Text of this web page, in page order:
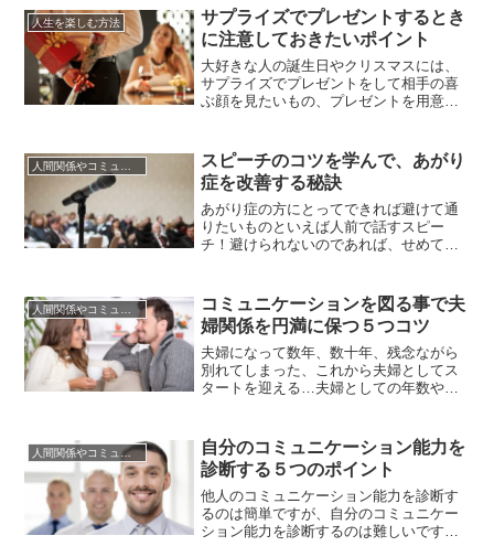
よく体験するかもしれませんが、些細な
サインこそ見逃してはいけないのです。
心身ともに健康に快適で幸せな生活を送
るためには、ストレスの存在を理解...
人生を楽しむ方法
サプライズでプレゼントするとき
に注意しておきたいポイント
大好きな人の誕生日やクリスマスには、
サプライズでプレゼントをして相手の喜
ぶ顔を見たいもの、プレゼントを用意す
ね。しかし、サプライズプレゼントで相
手が喜んでくれるとは限りません。あな
たが期待していたリアクションが返って
こないこともありますし、一歩間違え...
スピーチのコツを学んで、あがり
症を改善する秘訣
あがり症の方にとってできれば避けて通
りたいものといえば人前で話すスピー
チ！避けられないのであれば、せめてス
けられないのであれば、せめてスピーチ
で失敗したり人前で大恥をかくことだけ
は避けたい！これ以上スピーチのトラウ
マを増やしてあがり症を悪化させたく...
コミュニケーションを図る事で夫
婦関係を円満に保つ５つコツ
夫婦になって数年、数十年、残念ながら
別れてしまった、これから夫婦としてス
タートを迎える…夫婦としての年数や形
りは無く、皆さんの想像する夫婦はどん
な夫婦で、また既にご結婚されている方
はどんな関係を築いているでしょうか。
夫婦は他の人間関係よりも一緒にい...
人間関係やコミュニケーションの術
自分のコミュニケーション能力を
診断する５つのポイント
他人のコミュニケーション能力を診断す
るのは簡単ですが、自分のコミュニケー
ション能力を診断するのは難しいですよ